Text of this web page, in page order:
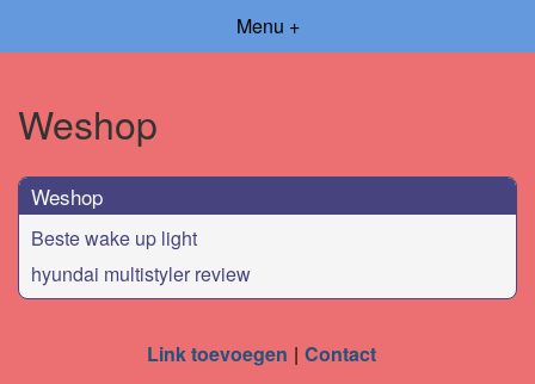
Menu +
Weshop
Weshop
Beste wake up light
hyundai multistyler review
Link toevoegen Contact